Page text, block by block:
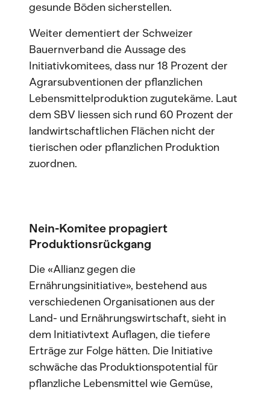
gesunde Böden sicherstellen.
Weiter dementiert der Schweizer
Bauernverband die Aussage des
Initiativkomitees, dass nur 18 Prozent der
Agrarsubventionen der pflanzlichen
Lebensmittelproduktion zugutekäme. Laut
dem SBV liessen sich rund 60 Prozent der
landwirtschaftlichen Flächen nicht der
tierischen oder pflanzlichen Produktion
zuordnen.
Nein-Komitee propagiert
Produktionsrückgang
Die «Allianz gegen die
Ernährungsinitiative», bestehend aus
verschiedenen Organisationen aus der
Land- und Ernährungswirtschaft, sieht in
dem Initiativtext Auflagen, die tiefere
Erträge zur Folge hätten. Die Initiative
schwäche das Produktionspotential für
pflanzliche Lebensmittel wie Gemüse,